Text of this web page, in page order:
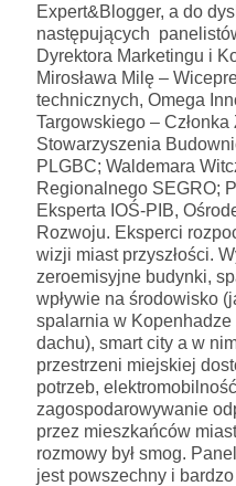
Expert&Blogger, a do
następujących
Dyrektora Marketingu i
Mirosława Milę –
technicznych, Omega
Targowskiego –
Stowarzyszenia
PLGBC; Waldemara
Regionalnego SEGRO;
Eksperta IOŚ-PIB,
Rozwoju. Eksperci
wizji miast przyszłości.
zeroemisyjne budynki,
wpływie na środowisko
spalarnia w
dachu), smart city a w
przestrzeni miejskiej
potrzeb,
zagospodarowywanie
przez mieszkańców
rozmowy był smog.
jest powszechny i